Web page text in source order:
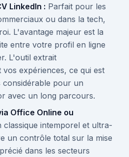
LinkedIn : Parfait pour les
ou dans la tech,
L'avantage majeur est la
entre votre profil en ligne
L'outil extrait
vos expériences, ce qui est
considérable pour un
avec un long parcours.
Office Online ou
classique intemporel et ultra-
un contrôle total sur la mise
dans les secteurs